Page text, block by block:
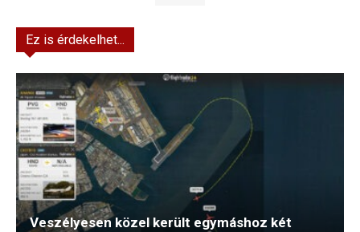
Ez is érdekelhet...
Veszélyesen közel került egymáshoz két